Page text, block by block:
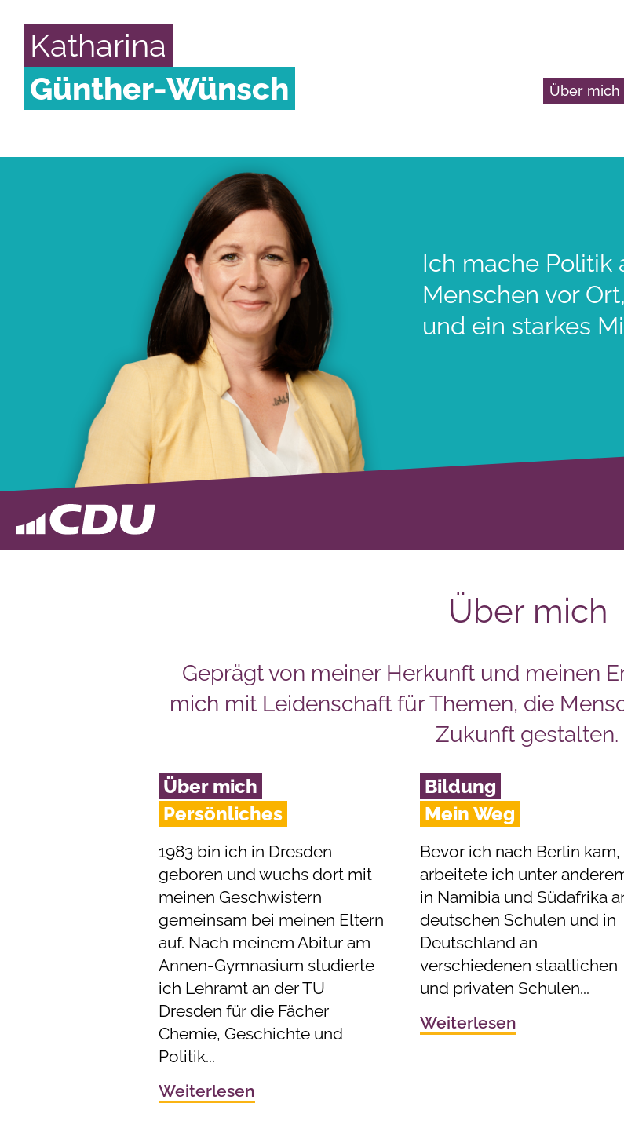
Katharina
Günther-Wünsch
Über mich
Ich mache Politik
Menschen vor
und ein starkes
Über mich
Geprägt von meiner Herkunft und meinen
mich mit Leidenschaft für Themen, die
Zukunft gestalten.
Über mich
Persönliches
1983 bin ich in Dresden
geboren und wuchs dort mit
meinen Geschwistern
gemeinsam bei meinen Eltern
auf. Nach meinem Abitur am
Annen-Gymnasium studierte
ich Lehramt an der TU
Dresden für die Fächer
Chemie, Geschichte und
Politik...
Weiterlesen
Bildung
Mein Weg
Bevor ich nach Berlin kam,
arbeitete ich unter
in Namibia und Südafrika
deutschen Schulen und in
Deutschland an
verschiedenen staatlichen
und privaten Schulen...
Weiterlesen